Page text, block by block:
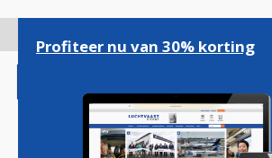
gaan
Profiteer nu van 30% korting